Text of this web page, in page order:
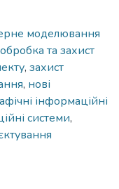
моделювання
обробка та захист
, захист
, нові
інформаційні
системи,